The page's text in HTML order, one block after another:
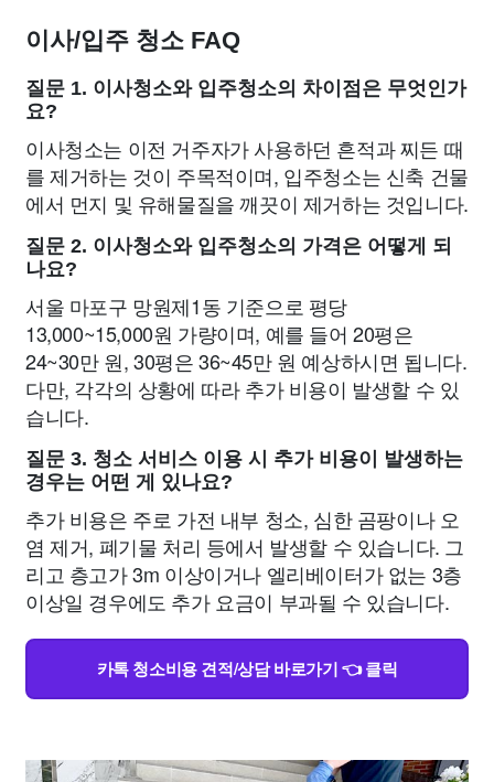
이사/입주 청소 FAQ
질문 1. 이사청소와 입주청소의 차이점은 무엇인가
요?
이사청소는 이전 거주자가 사용하던 흔적과 찌든 때
를 제거하는 것이 주목적이며, 입주청소는 신축 건물
에서 먼지 및 유해물질을 깨끗이 제거하는 것입니다.
질문 2. 이사청소와 입주청소의 가격은 어떻게 되
나요?
서울 마포구 망원제1동 기준으로 평당
13,000~15,000원 가량이며, 예를 들어 20평은
24~30만 원, 30평은 36~45만 원 예상하시면 됩니다.
다만, 각각의 상황에 따라 추가 비용이 발생할 수 있
습니다.
질문 3. 청소 서비스 이용 시 추가 비용이 발생하는
경우는 어떤 게 있나요?
추가 비용은 주로 가전 내부 청소, 심한 곰팡이나 오
염 제거, 폐기물 처리 등에서 발생할 수 있습니다. 그
리고 층고가 3m 이상이거나 엘리베이터가 없는 3층
이상일 경우에도 추가 요금이 부과될 수 있습니다.
카톡 청소비용 견적/상담 바로가기 👈 클릭